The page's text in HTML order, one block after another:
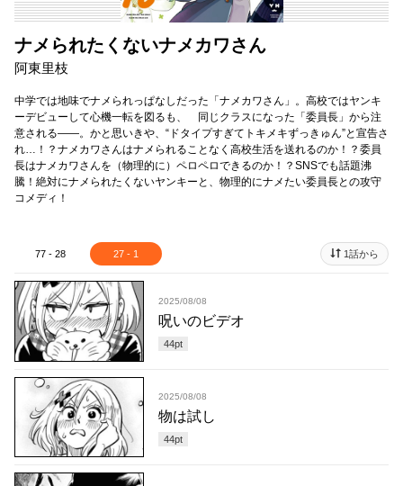
ナメられたくないナメカワさん
阿東里枝
中学では地味でナメられっぱなしだった「ナメカワさん」。高校ではヤンキ
ーデビューして心機一転を図るも、 同じクラスになった「委員長」から注
意される――。かと思いきや、“ドタイプすぎてトキメキずっきゅん”と宣告さ
れ…！？ナメカワさんはナメられることなく高校生活を送れるのか！？委員
長はナメカワさんを（物理的に）ペロペロできるのか！？SNSでも話題沸
騰！絶対にナメられたくないヤンキーと、物理的にナメたい委員長との攻守
コメディ！
77 - 28 27 - 1 1話から
2025/08/08
呪いのビデオ
44pt
2025/08/08
物は試し
44pt